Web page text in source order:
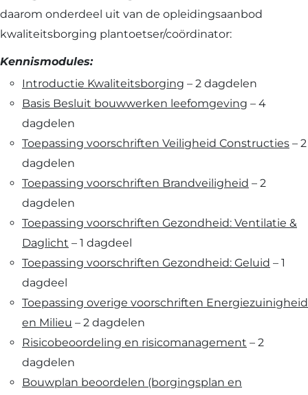
daarom onderdeel uit van de opleidingsaanbod
kwaliteitsborging plantoetser/coördinator:
Kennismodules:
Introductie Kwaliteitsborging – 2 dagdelen
Basis Besluit bouwwerken leefomgeving – 4
dagdelen
Toepassing voorschriften Veiligheid Constructies – 2
dagdelen
Toepassing voorschriften Brandveiligheid – 2
dagdelen
Toepassing voorschriften Gezondheid: Ventilatie &
Daglicht – 1 dagdeel
Toepassing voorschriften Gezondheid: Geluid – 1
dagdeel
Toepassing overige voorschriften Energiezuinigheid
en Milieu – 2 dagdelen
Risicobeoordeling en risicomanagement – 2
dagdelen
Bouwplan beoordelen (borgingsplan en